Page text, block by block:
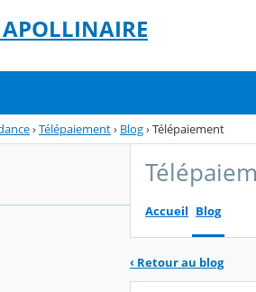
›Télépaiement› Blog›Télépaiement
Accueil Blog
‹ Retour au blog